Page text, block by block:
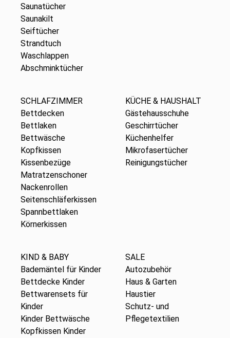
Saunatücher
Saunakilt
Seiftücher
Strandtuch
Waschlappen
Abschminktücher
SCHLAFZIMMER
Bettdecken
Bettlaken
Bettwäsche
Kopfkissen
Kissenbezüge
Matratzenschoner
Nackenrollen
Seitenschläferkissen
Spannbettlaken
Körnerkissen
KÜCHE & HAUSHALT
Gästehausschuhe
Geschirrtücher
Küchenhelfer
Mikrofasertücher
Reinigungstücher
KIND & BABY
Bademäntel für Kinder
Bettdecke Kinder
Bettwarensets für
Kinder
Kinder Bettwäsche
Kopfkissen Kinder
SALE
Autozubehör
Haus & Garten
Haustier
Schutz- und
Pflegetextilien